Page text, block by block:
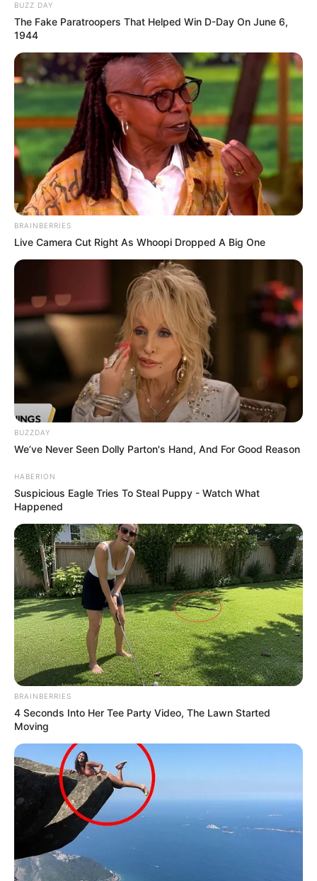
BUZZ DAY
The Fake Paratroopers That Helped Win D-Day On June 6,
1944
BRAINBERRIES
Live Camera Cut Right As Whoopi Dropped A Big One
BUZZDAY
We’ve Never Seen Dolly Parton's Hand, And For Good Reason
HABERION
Suspicious Eagle Tries To Steal Puppy - Watch What
Happened
BRAINBERRIES
4 Seconds Into Her Tee Party Video, The Lawn Started
Moving